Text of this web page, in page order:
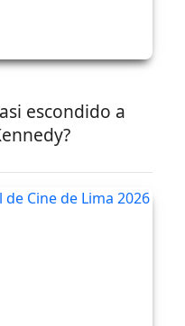
escondido a